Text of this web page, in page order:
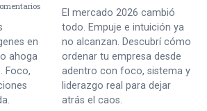
en
ahoga
Foco,
El mercado 2026 cambió
todo. Empuje e intuición ya
no alcanzan. Descubrí cómo
ordenar tu empresa desde
adentro con foco, sistema y
liderazgo real para dejar
atrás el caos.